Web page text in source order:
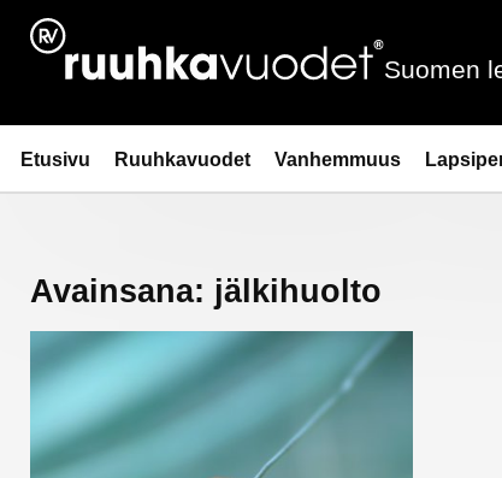
Siirry
sisältöön
Ruuhkavuodet.fi
Suomen
Etusivu Ruuhkavuodet Vanhemmuus
Avainsana: jälkihuolto